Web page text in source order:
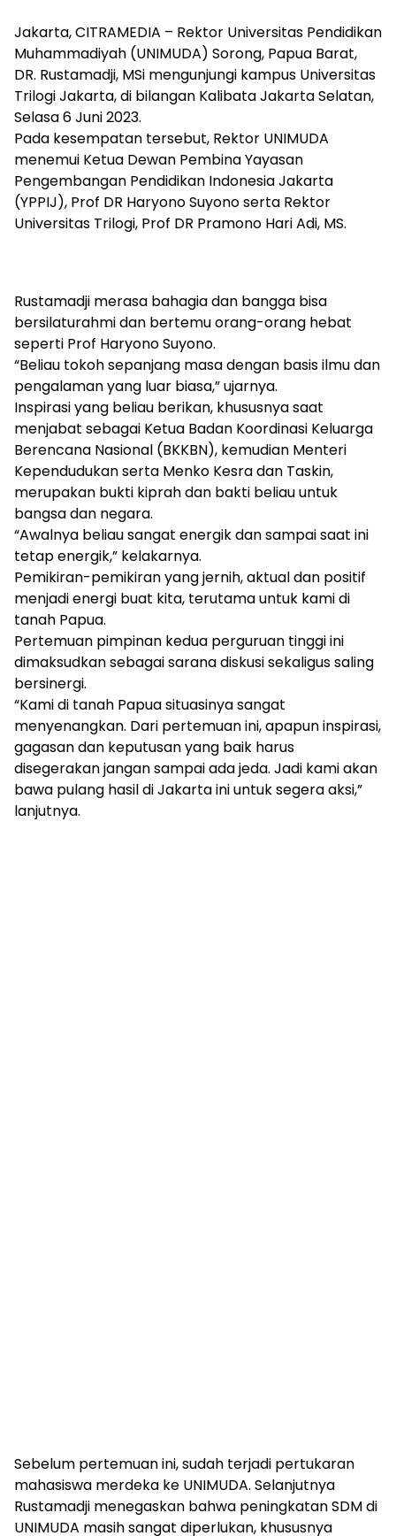
Jakarta, CITRAMEDIA – Rektor Universitas Pendidikan
Muhammadiyah (UNIMUDA) Sorong, Papua Barat,
DR. Rustamadji, MSi mengunjungi kampus Universitas
Trilogi Jakarta, di bilangan Kalibata Jakarta Selatan,
Selasa 6 Juni 2023.
Pada kesempatan tersebut, Rektor UNIMUDA
menemui Ketua Dewan Pembina Yayasan
Pengembangan Pendidikan Indonesia Jakarta
(YPPIJ), Prof DR Haryono Suyono serta Rektor
Universitas Trilogi, Prof DR Pramono Hari Adi, MS.
Rustamadji merasa bahagia dan bangga bisa
bersilaturahmi dan bertemu orang-orang hebat
seperti Prof Haryono Suyono.
“Beliau tokoh sepanjang masa dengan basis ilmu dan
pengalaman yang luar biasa,” ujarnya.
Inspirasi yang beliau berikan, khususnya saat
menjabat sebagai Ketua Badan Koordinasi Keluarga
Berencana Nasional (BKKBN), kemudian Menteri
Kependudukan serta Menko Kesra dan Taskin,
merupakan bukti kiprah dan bakti beliau untuk
bangsa dan negara.
“Awalnya beliau sangat energik dan sampai saat ini
tetap energik,” kelakarnya.
Pemikiran-pemikiran yang jernih, aktual dan positif
menjadi energi buat kita, terutama untuk kami di
tanah Papua.
Pertemuan pimpinan kedua perguruan tinggi ini
dimaksudkan sebagai sarana diskusi sekaligus saling
bersinergi.
“Kami di tanah Papua situasinya sangat
menyenangkan. Dari pertemuan ini, apapun inspirasi,
gagasan dan keputusan yang baik harus
disegerakan jangan sampai ada jeda. Jadi kami akan
bawa pulang hasil di Jakarta ini untuk segera aksi,”
lanjutnya.
Sebelum pertemuan ini, sudah terjadi pertukaran
mahasiswa merdeka ke UNIMUDA. Selanjutnya
Rustamadji menegaskan bahwa peningkatan SDM di
UNIMUDA masih sangat diperlukan, khususnya